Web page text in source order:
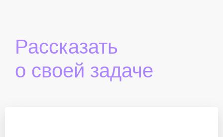
Рассказать
о своей задаче